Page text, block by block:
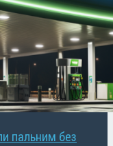
пальним без